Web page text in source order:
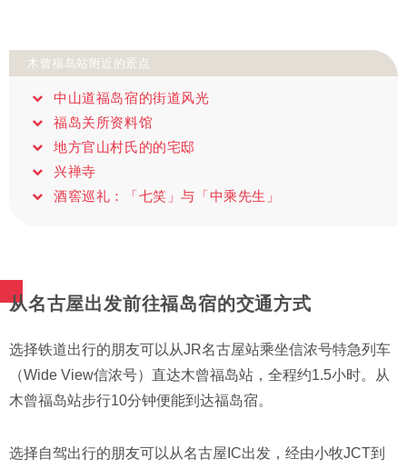
木曾福岛站附近的景点
中山道福岛宿的街道风光
福岛关所资料馆
地方官山村氏的的宅邸
兴禅寺
酒窖巡礼：「七笑」与「中乘先生」
从名古屋出发前往福岛宿的交通方式
选择铁道出行的朋友可以从JR名古屋站乘坐信浓号特急列车
（Wide View信浓号）直达木曾福岛站，全程约1.5小时。从
木曾福岛站步行10分钟便能到达福岛宿。
选择自驾出行的朋友可以从名古屋IC出发，经由小牧JCT到